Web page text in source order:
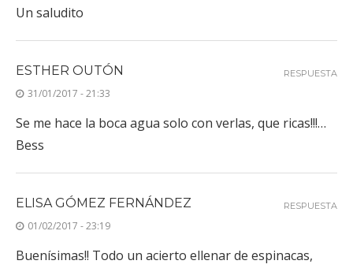
Un saludito
ESTHER OUTÓN
31/01/2017 - 21:33
Se me hace la boca agua solo con verlas, que ricas!!!…
Bess
RESPUESTA
ELISA GÓMEZ FERNÁNDEZ
01/02/2017 - 23:19
Buenísimas!! Todo un acierto ellenar de espinacas,
RESPUESTA